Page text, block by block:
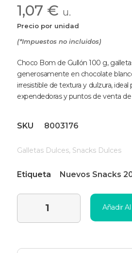
(*Impuestos no incluidos)
Precio por unidad
Choco Bom de Gullón 100 g,
generosamente en chocolate
irresistible de textura y dulzura, ideal
expendedoras y puntos de venta de
Añadir
SKU 8003176
Galletas Dulces, Snacks Dulces
Etiqueta Nuevos Snacks
1,07 € u.